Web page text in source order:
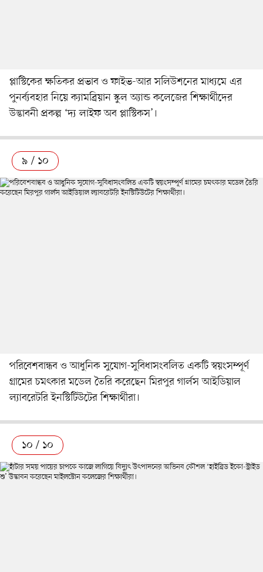
প্লাস্টিকের ক্ষতিকর প্রভাব ও ফাইভ-আর সলিউশনের মাধ্যমে এর
পুনর্ব্যবহার নিয়ে ক্যামব্রিয়ান স্কুল অ্যান্ড কলেজের শিক্ষার্থীদের
উদ্ভাবনী প্রকল্প ‘দ্য লাইফ অব প্লাস্টিকস’।
৯ / ১০
পরিবেশবান্ধব ও আধুনিক সুযোগ-সুবিধাসংবলিত একটি স্বয়ংসম্পূর্ণ
গ্রামের চমৎকার মডেল তৈরি করেছেন মিরপুর গার্লস আইডিয়াল
ল্যাবরেটরি ইনস্টিটিউটের শিক্ষার্থীরা।
১০ / ১০